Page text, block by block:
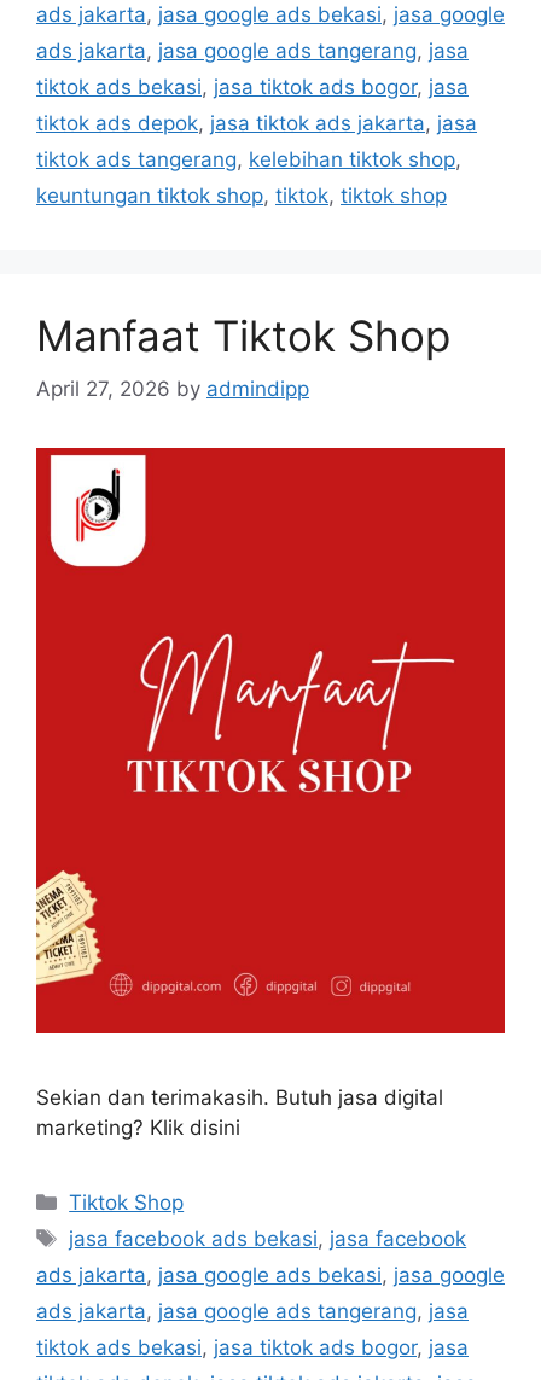
ads jakarta, jasa google ads bekasi, jasa google
ads jakarta, jasa google ads tangerang, jasa
tiktok ads bekasi, jasa tiktok ads bogor, jasa
tiktok ads depok, jasa tiktok ads jakarta, jasa
tiktok ads tangerang, kelebihan tiktok shop,
keuntungan tiktok shop, tiktok, tiktok shop
Manfaat Tiktok Shop
April 27, 2026 by admindipp
Sekian dan terimakasih. Butuh jasa digital
marketing? Klik disini
Tiktok Shop
jasa facebook ads bekasi, jasa facebook
ads jakarta, jasa google ads bekasi, jasa google
ads jakarta, jasa google ads tangerang, jasa
tiktok ads bekasi, jasa tiktok ads bogor, jasa